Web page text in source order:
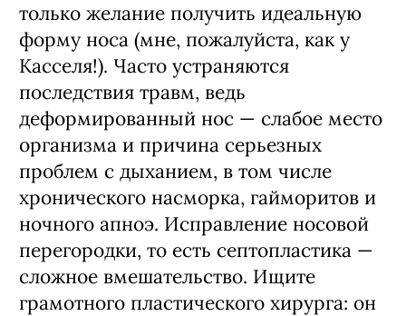
только желание получить идеальную
форму носа (мне, пожалуйста, как у
Касселя!). Часто устраняются
последствия травм, ведь
деформированный нос — слабое место
организма и причина серьезных
проблем с дыханием, в том числе
хронического насморка, гайморитов и
ночного апноэ. Исправление носовой
перегородки, то есть септопластика —
сложное вмешательство. Ищите
грамотного пластического хирурга: он